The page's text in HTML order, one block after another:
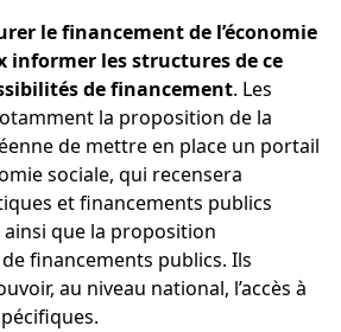
le financement de l’économie
informer les structures de ce
de financement. Les
la proposition de la
de mettre en place un portail
sociale, qui recensera
et financements publics
ainsi que la proposition
financements publics. Ils
au niveau national, l’accès à